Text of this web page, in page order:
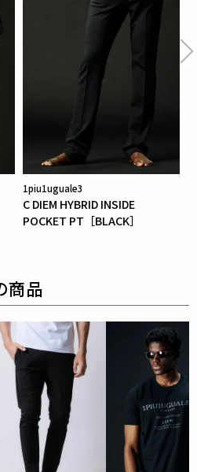
が融合する、新時代のミド
提案する機能美の極致で
1piu1uguale3
C DIEM HYBRID INSIDE
POCKET PT［BLACK］